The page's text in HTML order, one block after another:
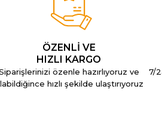
ÖZENLİ VE
HIZLI KARGO
özenle hazırlıyoruz ve
hızlı şekilde ulaştırıyoruz
7/